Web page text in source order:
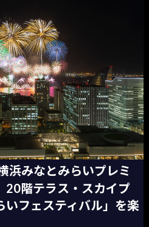
浜みなとみらいプレミ
階テラス・スカイプ
いフェスティバル」を楽